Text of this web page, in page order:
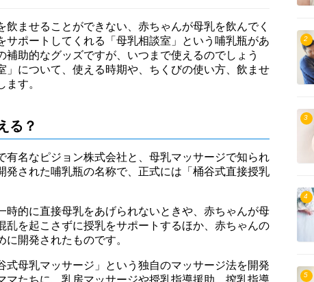
ませることができない、赤ちゃんが母乳を飲んでく
サポートしてくれる「母乳相談室」という哺乳瓶があ
補助的なグッズですが、いつまで使えるのでしょう
」について、使える時期や、ちくびの使い方、飲ませ
す。
る？
有名なピジョン株式会社と、母乳マッサージで知られ
発された哺乳瓶の名称で、正式には「桶谷式直接授乳
時的に直接母乳をあげられないときや、赤ちゃんが母
乱を起こさずに授乳をサポートするほか、赤ちゃんの
開発されたものです。
式母乳マッサージ」という独自のマッサージ法を開発
2
3
4
5